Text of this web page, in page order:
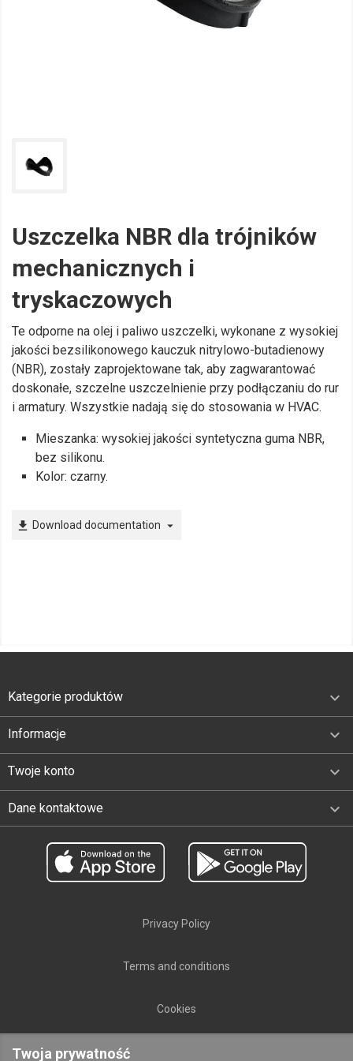
Twoja prywatność
Uszczelka NBR dla trójników
mechanicznych i
tryskaczowych
Te odporne na olej i paliwo uszczelki, wykonane z wysokiej
jakości bezsilikonowego kauczuk nitrylowo-butadienowy
(NBR), zostały zaprojektowane tak, aby zagwarantować
doskonałe, szczelne uszczelnienie przy podłączaniu do rur
i armatury. Wszystkie nadają się do stosowania w HVAC.
Mieszanka: wysokiej jakości syntetyczna guma NBR,
bez silikonu.
Kolor: czarny.
file_download Download documentation arrow_drop_down
Kategorie produktów 
Informacje 
Twoje konto 
Dane kontaktowe keyboard_arrow_down
Privacy Policy
Terms and conditions
Cookies